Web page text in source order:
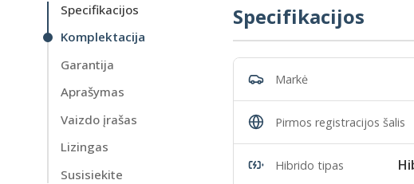
Specifikacijos
Komplektacija
Garantija
Aprašymas
Vaizdo įrašas
Lizingas
Susisiekite
Specifikacijos
Markė
Pirmos registracijos šalis
Hibrido tipas